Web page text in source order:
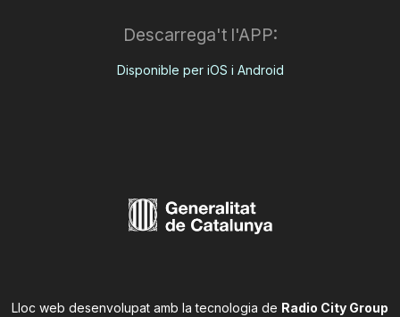
Descarrega't l'APP:
Disponible per iOS i Android
Lloc web desenvolupat amb la tecnologia de Radio City Group